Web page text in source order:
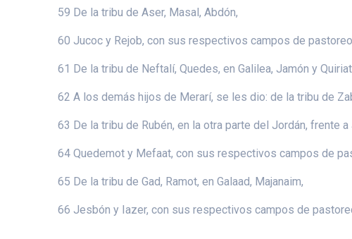
59 De la tribu de Aser, Masal, Abdón,
60 Jucoc y Rejob, con sus respectivos campos de
61 De la tribu de Neftalí, Quedes, en Galilea, Jamón y
62 A los demás hijos de Merarí, se les dio: de la tribu de
63 De la tribu de Rubén, en la otra parte del Jordán, frente
64 Quedemot y Mefaat, con sus respectivos campos de
65 De la tribu de Gad, Ramot, en Galaad, Majanaim,
66 Jesbón y Iazer, con sus respectivos campos de